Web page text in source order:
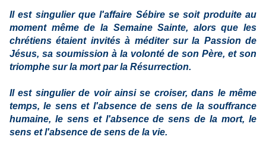
Il est singulier que l'affaire Sébire se soit produite au
moment même de la Semaine Sainte, alors que les
chrétiens étaient invités à méditer sur la Passion de
Jésus, sa soumission à la volonté de son Père, et son
triomphe sur la mort par la Résurrection.
Il est singulier de voir ainsi se croiser, dans le même
temps, le sens et l'absence de sens de la souffrance
humaine, le sens et l'absence de sens de la mort, le
sens et l'absence de sens de la vie.